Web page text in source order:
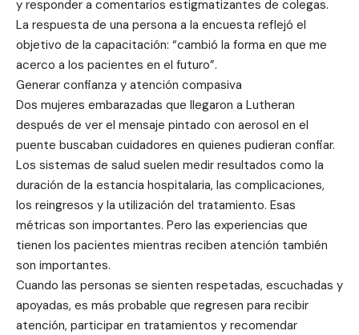
y responder a comentarios estigmatizantes de colegas.
La respuesta de una persona a la encuesta reflejó el
objetivo de la capacitación: “cambió la forma en que me
acerco a los pacientes en el futuro”.
Generar confianza y atención compasiva
Dos mujeres embarazadas que llegaron a Lutheran
después de ver el mensaje pintado con aerosol en el
puente buscaban cuidadores en quienes pudieran confiar.
Los sistemas de salud suelen medir resultados como la
duración de la estancia hospitalaria, las complicaciones,
los reingresos y la utilización del tratamiento. Esas
métricas son importantes. Pero las experiencias que
tienen los pacientes mientras reciben atención también
son importantes.
Cuando las personas se sienten respetadas, escuchadas y
apoyadas, es más probable que regresen para recibir
atención, participar en tratamientos y recomendar